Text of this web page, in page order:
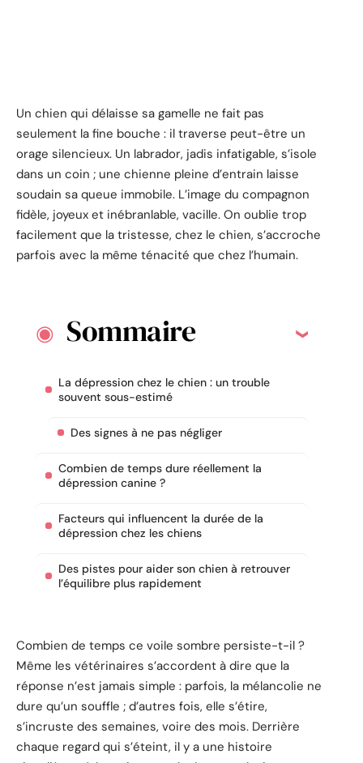
Un chien qui délaisse sa gamelle ne fait pas
seulement la fine bouche : il traverse peut-être un
orage silencieux. Un labrador, jadis infatigable, s’isole
dans un coin ; une chienne pleine d’entrain laisse
soudain sa queue immobile. L’image du compagnon
fidèle, joyeux et inébranlable, vacille. On oublie trop
facilement que la tristesse, chez le chien, s’accroche
parfois avec la même ténacité que chez l’humain.
Sommaire
La dépression chez le chien : un trouble
souvent sous-estimé
Des signes à ne pas négliger
Combien de temps dure réellement la
dépression canine ?
Facteurs qui influencent la durée de la
dépression chez les chiens
Des pistes pour aider son chien à retrouver
l’équilibre plus rapidement
Combien de temps ce voile sombre persiste-t-il ?
Même les vétérinaires s’accordent à dire que la
réponse n’est jamais simple : parfois, la mélancolie ne
dure qu’un souffle ; d’autres fois, elle s’étire,
s’incruste des semaines, voire des mois. Derrière
chaque regard qui s’éteint, il y a une histoire